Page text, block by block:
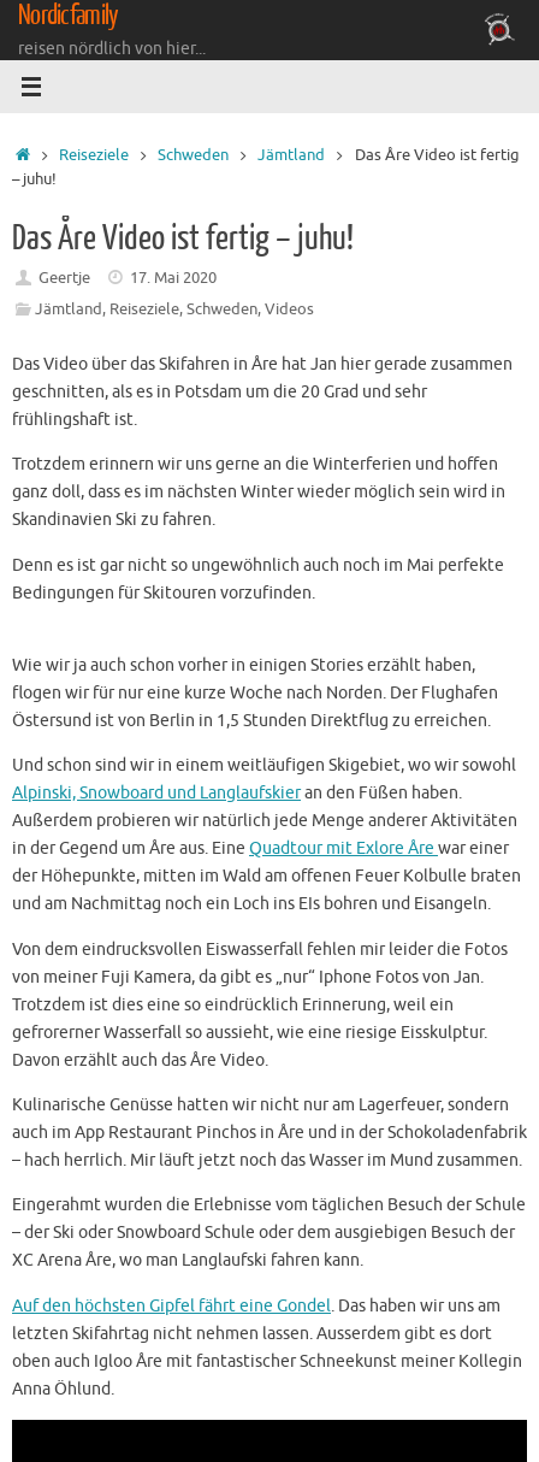
Zum
Inhalt
springen
Nordicfamily
reisen nördlich von hier...
Startseite
Reiseziele Schweden Jämtland
Das Åre Video ist fertig
– juhu!
Das Åre Video ist fertig – juhu!
Geertje
17. Mai 2020
Jämtland, Reiseziele,Schweden,Videos
Das Video über das Skifahren in Åre hat Jan hier gerade zusammen
geschnitten, als es in Potsdam um die 20 Grad und sehr
frühlingshaft ist.
Trotzdem erinnern wir uns gerne an die Winterferien und hoffen
ganz doll, dass es im nächsten Winter wieder möglich sein wird in
Skandinavien Ski zu fahren.
Denn es ist gar nicht so ungewöhnlich auch noch im Mai perfekte
Bedingungen für Skitouren vorzufinden.
Wie wir ja auch schon vorher in einigen Stories erzählt haben,
flogen wir für nur eine kurze Woche nach Norden. Der Flughafen
Östersund ist von Berlin in 1,5 Stunden Direktflug zu erreichen.
Und schon sind wir in einem weitläufigen Skigebiet, wo wir sowohl
Alpinski, Snowboard und Langlaufskieran den Füßen haben.
Außerdem probieren wir natürlich jede Menge anderer Aktivitäten
in der Gegend um Åre aus. Eine Quadtour mit Exlore Åre war einer
der Höhepunkte, mitten im Wald am offenen Feuer Kolbulle braten
und am Nachmittag noch ein Loch ins EIs bohren und Eisangeln.
Von dem eindrucksvollen Eiswasserfall fehlen mir leider die Fotos
von meiner Fuji Kamera, da gibt es „nur“ Iphone Fotos von Jan.
Trotzdem ist dies eine so eindrücklich Erinnerung, weil ein
gefrorerner Wasserfall so aussieht, wie eine riesige Eisskulptur.
Davon erzählt auch das Åre Video.
Kulinarische Genüsse hatten wir nicht nur am Lagerfeuer, sondern
auch im App Restaurant Pinchos in Åre und in der Schokoladenfabrik
– hach herrlich. Mir läuft jetzt noch das Wasser im Mund zusammen.
Eingerahmt wurden die Erlebnisse vom täglichen Besuch der Schule
– der Ski oder Snowboard Schule oder dem ausgiebigen Besuch der
XC Arena Åre, wo man Langlaufski fahren kann.
Auf den höchsten Gipfel fährt eine Gondel. Das haben wir uns am
letzten Skifahrtag nicht nehmen lassen. Ausserdem gibt es dort
oben auch Igloo Åre mit fantastischer Schneekunst meiner Kollegin
Anna Öhlund.